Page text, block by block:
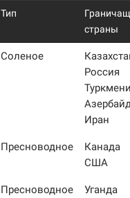
Тип
страны
Соленое
Россия
Иран
Пресноводное
Канада
США
Пресноводное
Уганда